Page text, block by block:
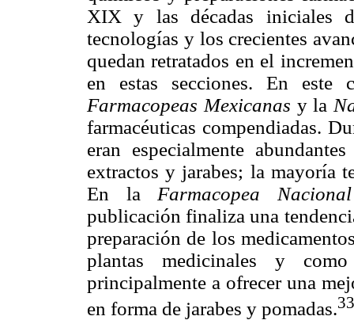
XIX y las décadas iniciales
tecnologías y los crecientes
quedan retratados en el
en estas secciones. En este
Farmacopeas Mexicanas y la
farmacéuticas compendiadas.
eran especialmente
extractos y jarabes; la mayoría
En la Farmacopea Nacional
publicación finaliza una
preparación de los
plantas medicinales y
principalmente a ofrecer una
en forma de jarabes y pomadas.